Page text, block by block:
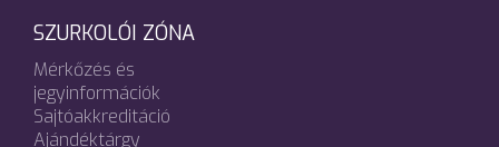
SZURKOLÓI ZÓNA
Mérkőzés és
jegyinformációk
Sajtóakkreditáció
Ajándéktárgy